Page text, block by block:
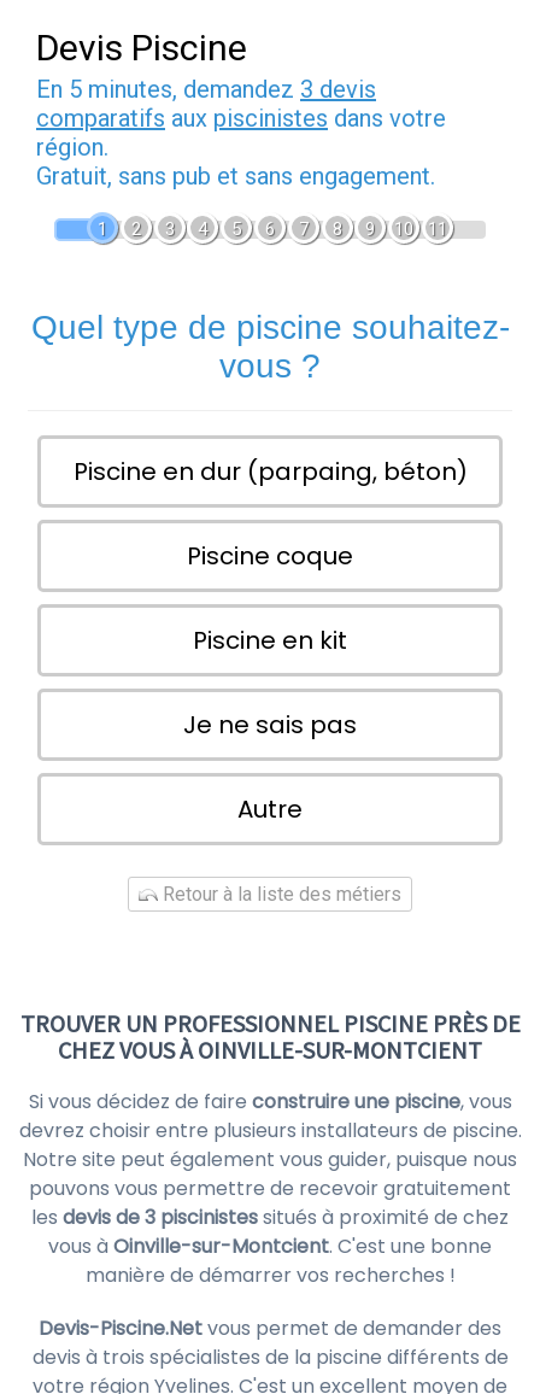
Devis Piscine
En 5 minutes, demandez 3 devis
comparatifs aux piscinistes dans votre
région.
Gratuit, sans pub et sans engagement.
1 2 3 4 5 6 7 8 9 10 11
Quel type de piscine souhaitez-
vous ?
Piscine en dur (parpaing, béton)
Piscine coque
Piscine en kit
Je ne sais pas
Autre
Retour à la liste des métiers
TROUVER UN PROFESSIONNEL PISCINE PRÈS DE
CHEZ VOUS À OINVILLE-SUR-MONTCIENT
Si vous décidez de faire construire une piscine, vous
devrez choisir entre plusieurs installateurs de piscine.
Notre site peut également vous guider, puisque nous
pouvons vous permettre de recevoir gratuitement
les devis de 3 piscinistessitués à proximité de chez
vous à Oinville-sur-Montcient. C'est une bonne
manière de démarrer vos recherches !
Devis-Piscine.Netvous permet de demander des
devis à trois spécialistes de la piscine différents de
votre région Yvelines. C'est un excellent moyen de